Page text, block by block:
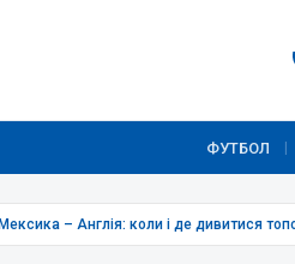
ФУТБОЛ
– Англія: коли і де дивитися